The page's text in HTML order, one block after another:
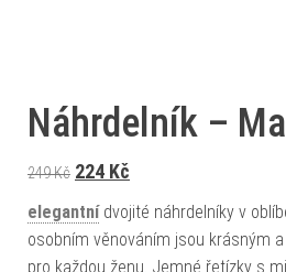
Náhrdelník –
249Kč Původní cena byla: 249 Kč.
224 Kč
elegantnídvojité náhrdelníky v
osobním věnováním jsou krásným
pro každou ženu. Jemné řetízky s